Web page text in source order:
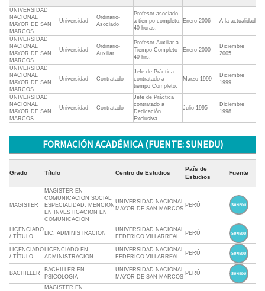
UNIVERSIDAD
NACIONAL
MAYOR DE SAN
MARCOS
Universidad
Ordinario-
Asociado
Profesor asociado
a tiempo completo,
40 horas.
Enero 2006 A la actualidad
UNIVERSIDAD
NACIONAL
MAYOR DE SAN
MARCOS
Universidad
Ordinario-
Auxiliar
Profesor Auxiliar a
Tiempo Completo
40 hrs.
Enero 2000
Diciembre
2005
UNIVERSIDAD
NACIONAL
MAYOR DE SAN
MARCOS
Universidad Contratado
Jefe de Práctica
contratado a
tiempo Completo.
Marzo 1999
Diciembre
1999
UNIVERSIDAD
NACIONAL
MAYOR DE SAN
MARCOS
Universidad Contratado
Jefe de Práctica
contratado a
Dedicación
Exclusiva.
Julio 1995
Diciembre
1998
FORMACIÓN ACADÉMICA (FUENTE: SUNEDU)
Grado Título Centro de Estudios
País de
Estudios
Fuente
MAGISTER
MAGISTER EN
COMUNICACION SOCIAL,
ESPECIALIDAD: MENCION
EN INVESTIGACION EN
COMUNICACION
UNIVERSIDAD NACIONAL
MAYOR DE SAN MARCOS
PERÚ
LICENCIADO
/ TÍTULO
LIC. ADMINISTRACION
UNIVERSIDAD NACIONAL
FEDERICO VILLARREAL
PERÚ
LICENCIADO
/ TÍTULO
LICENCIADO EN
ADMINISTRACION
UNIVERSIDAD NACIONAL
FEDERICO VILLARREAL
PERÚ
BACHILLER
BACHILLER EN
PSICOLOGIA
UNIVERSIDAD NACIONAL
MAYOR DE SAN MARCOS
PERÚ
MAGISTER EN